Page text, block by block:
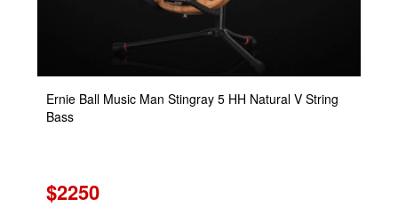
Ernie Ball Music Man Stingray 5 HH Natural V String
Bass
$2250